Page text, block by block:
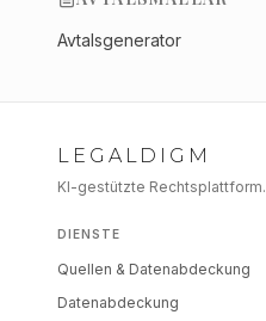
Avtalsgenerator
LEGALDIGM
KI-gestützte Rechtsplattform.
DIENSTE
Quellen & Datenabdeckung
Datenabdeckung